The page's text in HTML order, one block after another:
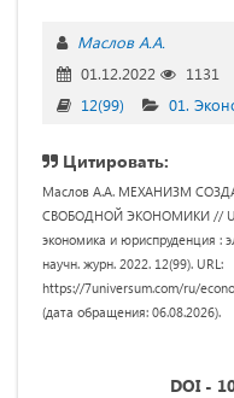
Маслов А.А.
01.12.2022
1131
12(99)
01.
Цитировать:
Маслов А.А. МЕХАНИЗМ
СВОБОДНОЙ ЭКОНОМИКИ //
экономика и юриспруденция :
научн. журн. 2022. 12(99). URL:
https://7universum.com/ru/
(дата обращения: 06.08.2026).
DOI -